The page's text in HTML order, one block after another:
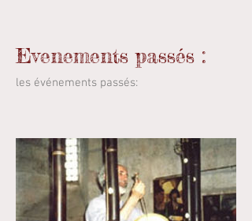
Evenements passés :
les événements passés: